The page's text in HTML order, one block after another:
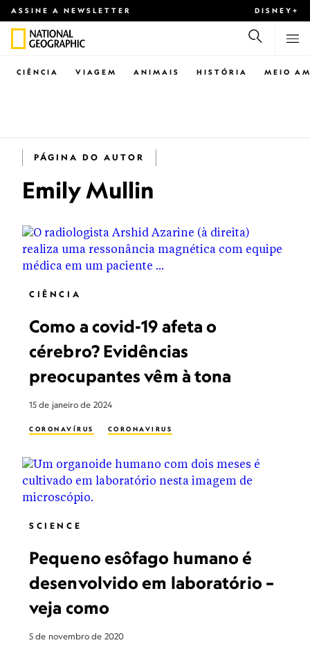
ASSINE A NEWSLETTER DISNEY+
CIÊNCIA VIAGEM ANIMAIS HISTÓRIA MEIO
PÁGINA DO AUTOR
Emily Mullin
CIÊNCIA
Como a covid-19 afeta o
cérebro? Evidências
preocupantes vêm à tona
15 de janeiro de 2024
CORONAVÍRUS CORONAVIRUS
SCIENCE
Pequeno esôfago humano é
desenvolvido em laboratório –
veja como
5 de novembro de 2020